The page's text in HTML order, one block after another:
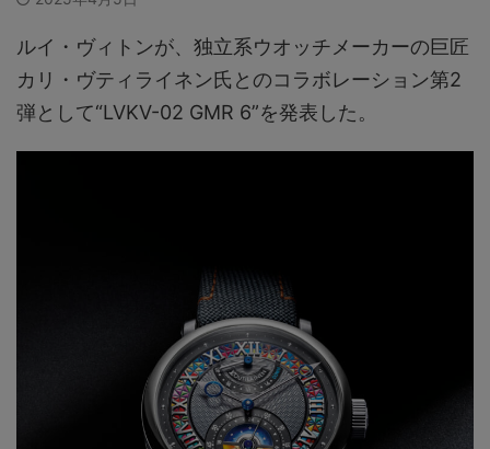
ルイ・ヴィトンが、独立系ウオッチメーカーの巨匠
カリ・ヴティライネン氏とのコラボレーション第2
弾として“LVKV-02 GMR 6”を発表した。